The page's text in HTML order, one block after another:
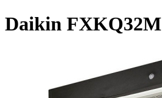
Daikin FXKQ32M